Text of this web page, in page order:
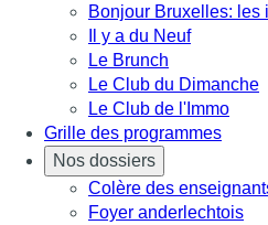
Bonjour Bruxelles: les
Il y a du Neuf
Le Brunch
Le Club du Dimanche
Le Club de l'Immo
Grille des programmes
Nos dossiers
Colère des
Foyer anderlechtois